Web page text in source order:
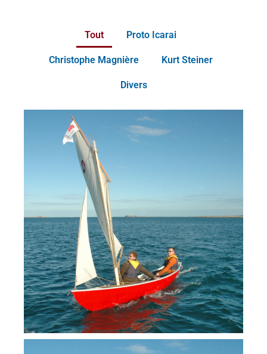
Tout Proto Icarai
Christophe Magnière Kurt Steiner
Divers